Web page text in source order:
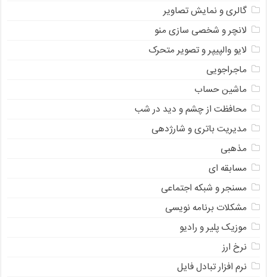
گالری و نمایش تصاویر
لانچر و شخصی سازی منو
لایو والپیپر و تصویر متحرک
ماجراجویی
ماشین حساب
محافظت از چشم و دید در شب
مدیریت باتری و شارژدهی
مذهبی
مسابقه ای
مسنجر و شبکه اجتماعی
مشکلات برنامه نویسی
موزیک پلیر و رادیو
نرخ ارز
ﻧﺮﻡ ﺍﻓﺰﺍﺭ ﺗﺒﺎﺩﻝ ﻓﺎﻳﻞ